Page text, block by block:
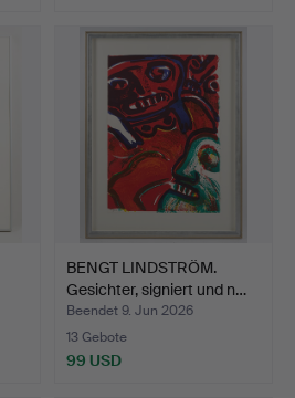
BENGT LINDSTRÖM.
Gesichter, signiert und n…
Beendet 9. Jun 2026
13 Gebote
99 USD